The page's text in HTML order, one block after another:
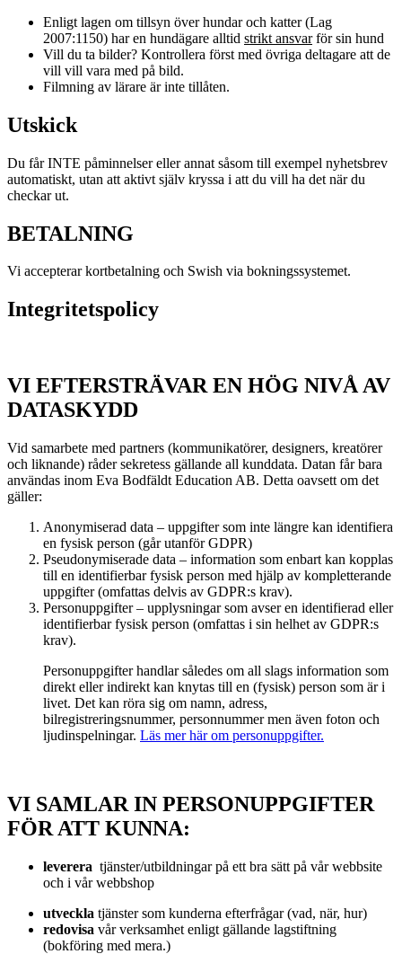
Enligt lagen om tillsyn över hundar och katter (Lag
2007:1150) har en hundägare alltid strikt ansvarför sin hund
Vill du ta bilder? Kontrollera först med övriga deltagare att de
vill vill vara med på bild.
Filmning av lärare är inte tillåten.
Utskick
Du får INTE påminnelser eller annat såsom till exempel nyhetsbrev
automatiskt, utan att aktivt själv kryssa i att du vill ha det när du
checkar ut.
BETALNING
Vi accepterar kortbetalning och Swish via bokningssystemet.
Integritetspolicy
VI EFTERSTRÄVAR EN HÖG NIVÅ AV
DATASKYDD
Vid samarbete med partners (kommunikatörer, designers, kreatörer
och liknande) råder sekretess gällande all kunddata. Datan får bara
användas inom Eva Bodfäldt Education AB. Detta oavsett om det
gäller:
Anonymiserad data – uppgifter som inte längre kan identifiera
en fysisk person (går utanför GDPR)
Pseudonymiserade data – information som enbart kan kopplas
till en identifierbar fysisk person med hjälp av kompletterande
uppgifter (omfattas delvis av GDPR:s krav).
Personuppgifter – upplysningar som avser en identifierad eller
identifierbar fysisk person (omfattas i sin helhet av GDPR:s
krav).
Personuppgifter handlar således om all slags information som
direkt eller indirekt kan knytas till en (fysisk) person som är i
livet. Det kan röra sig om namn, adress,
bilregistreringsnummer, personnummer men även foton och
ljudinspelningar. Läs mer här om personuppgifter.
VI SAMLAR IN PERSONUPPGIFTER
FÖR ATT KUNNA:
leverera tjänster/utbildningar på ett bra sätt på vår webbsite
och i vår webbshop
utveckla tjänster som kunderna efterfrågar (vad, när, hur)
redovisa vår verksamhet enligt gällande lagstiftning
(bokföring med mera.)